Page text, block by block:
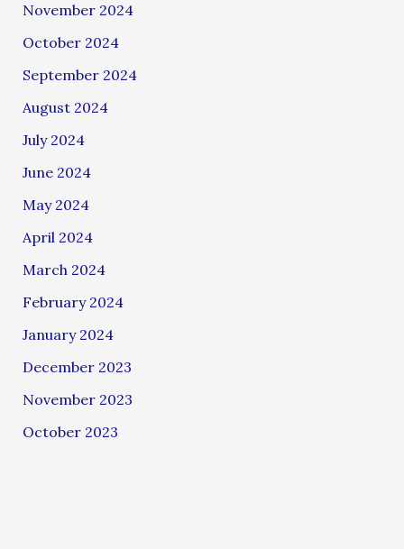
November 2024
October 2024
September 2024
August 2024
July 2024
June 2024
May 2024
April 2024
March 2024
February 2024
January 2024
December 2023
November 2023
October 2023